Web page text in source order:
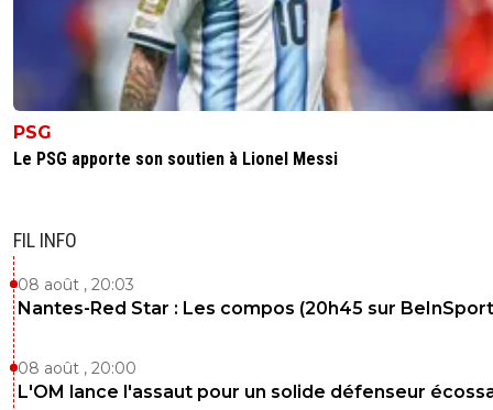
0+ Répondre
PSG
Le PSG apporte son soutien à Lionel Messi
FIL INFO
08 août , 20:03
Nantes-Red Star : Les compos (20h45 sur
08 août , 20:00
L'OM lance l'assaut pour un solide défenseur